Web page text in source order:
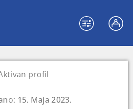
profil
15. Maja 2023.